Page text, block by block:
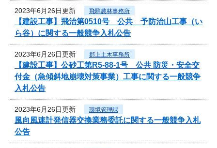
2023年6月26日更新 飛騨農林事務所
【建設工事】飛治第0510号 公共 予防治山工事（い
ら谷）に関する一般競争入札公告
2023年6月26日更新 郡上土木事務所
【建設工事】公砂工第R5-88-1号 公共 防災・安全交
付金（急傾斜地崩壊対策事業）工事に関する一般競争
入札公告
2023年6月26日更新 環境管理課
風向風速計発信器交換業務委託に関する一般競争入札
公告